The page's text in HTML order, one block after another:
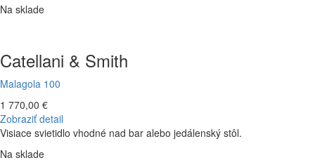
Na sklade
Catellani & Smith
Malagola 100
1 770,00 €
Zobraziť detail
Visiace svietidlo vhodné nad bar alebo jedálenský stôl.
Na sklade